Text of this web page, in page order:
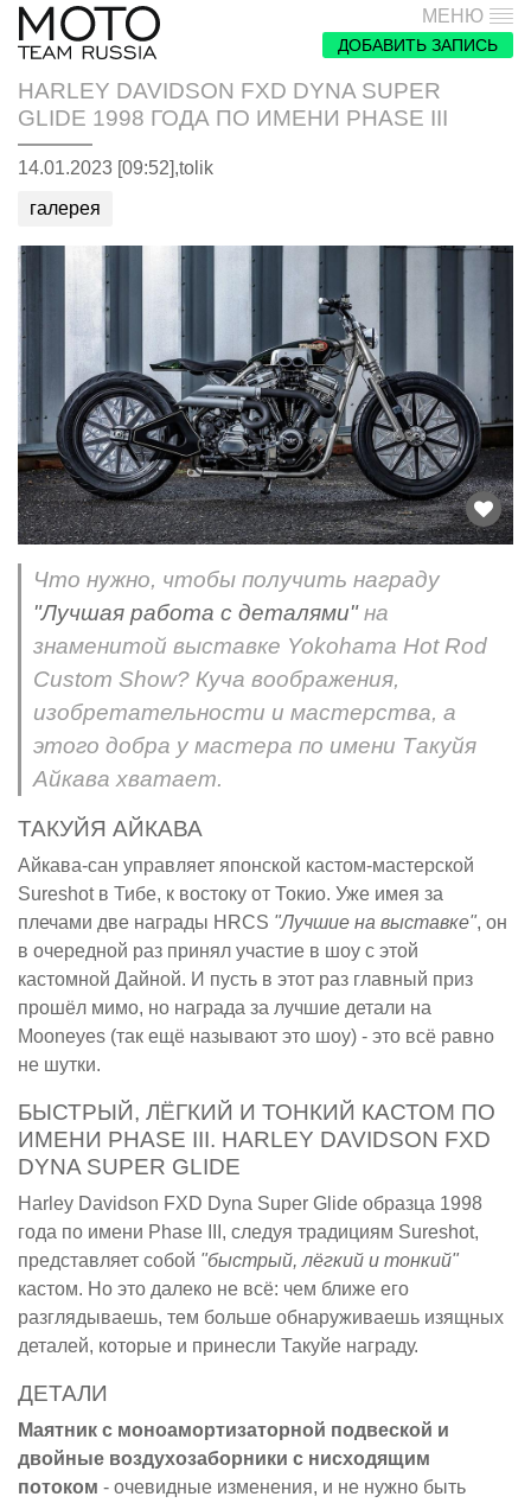
МЕНЮ
ДОБАВИТЬ ЗАПИСЬ
HARLEY DAVIDSON FXD DYNA SUPER
GLIDE 1998 ГОДА ПО ИМЕНИ PHASE III
14.01.2023 [09:52],tolik
галерея
Что нужно, чтобы получить награду
"Лучшая работа с деталями"на
знаменитой выставке Yokohama Hot Rod
Custom Show? Куча воображения,
изобретательности и мастерства, а
этого добра у мастера по имени Такуйя
Айкава хватает.
ТАКУЙЯ АЙКАВА
Айкава-сан управляет японской кастом-мастерской
Sureshot в Тибе, к востоку от Токио. Уже имея за
плечами две награды HRCS "Лучшие на выставке", он
в очередной раз принял участие в шоу с этой
кастомной Дайной. И пусть в этот раз главный приз
прошёл мимо, но награда за лучшие детали на
Mooneyes (так ещё называют это шоу) - это всё равно
не шутки.
БЫСТРЫЙ, ЛЁГКИЙ И ТОНКИЙ КАСТОМ ПО
ИМЕНИ PHASE III. HARLEY DAVIDSON FXD
DYNA SUPER GLIDE
Harley Davidson FXD Dyna Super Glide образца 1998
года по имени Phase III, следуя традициям Sureshot,
представляет собой "быстрый, лёгкий и тонкий"
кастом. Но это далеко не всё: чем ближе его
разглядываешь, тем больше обнаруживаешь изящных
деталей, которые и принесли Такуйе награду.
ДЕТАЛИ
Маятник с моноамортизаторной подвеской и
двойные воздухозаборники с нисходящим
потоком - очевидные изменения, и не нужно быть